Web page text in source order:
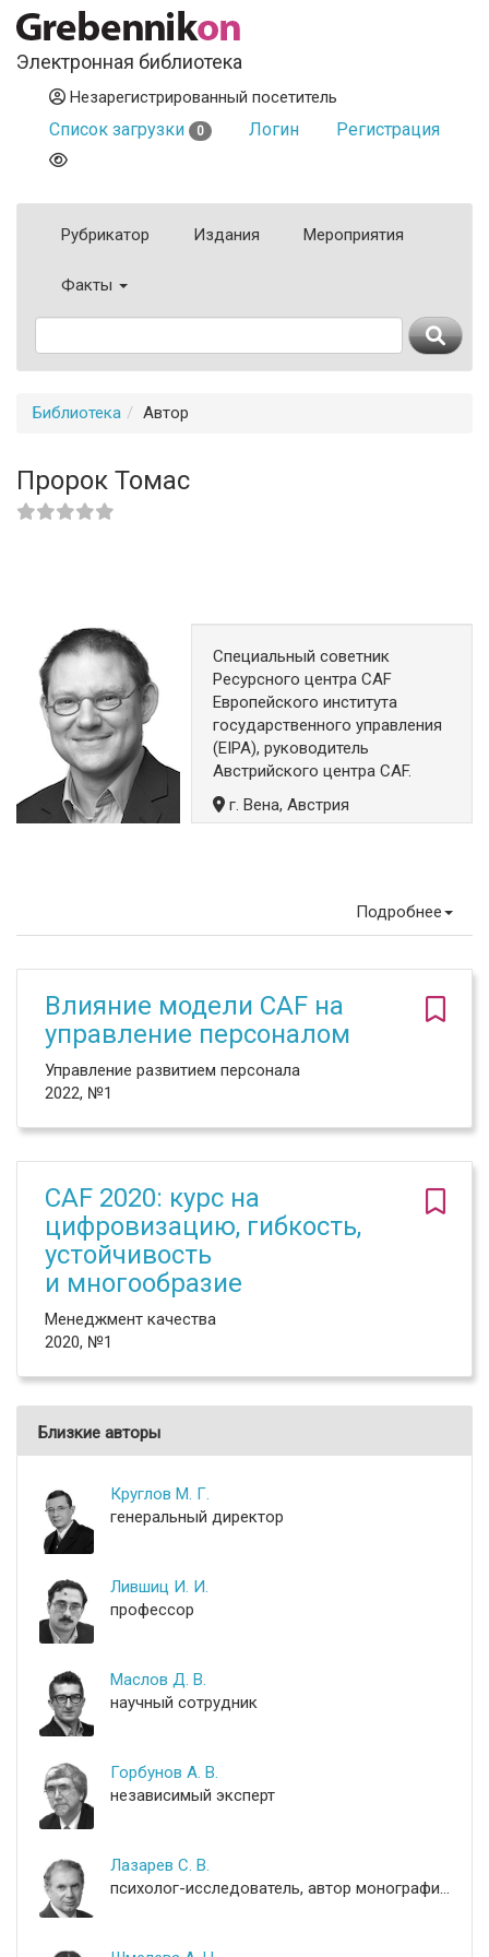
Электронная библиотека
Незарегистрированный посетитель
Список загрузки 0 Логин Регистрация
Рубрикатор Издания Мероприятия
Факты
Библиотека Автор
Пророк Томас
Специальный советник
Ресурсного центра CAF
Европейского института
государственного управления
(EIPA), руководитель
Австрийского центра CAF.
г. Вена, Австрия
Подробнее
Влияние модели CAF на
управление персоналом
Управление развитием персонала
2022, №1
CAF 2020: курс на
цифровизацию, гибкость,
устойчивость
и многообразие
Менеджмент качества
2020, №1
Близкие авторы
Круглов М. Г.
генеральный директор
Лившиц И. И.
профессор
Маслов Д. В.
научный сотрудник
Горбунов А. В.
независимый эксперт
Лазарев С. В.
психолог-исследователь, автор монографий по психологии управления